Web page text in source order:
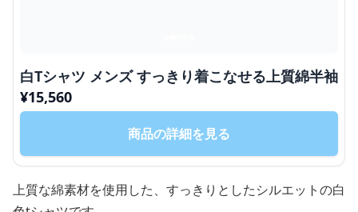
白Tシャツ メンズ すっきり着こなせる上質綿半袖
¥15,560
商品の詳細を見る
上質な綿素材を使用した、すっきりとしたシルエットの白